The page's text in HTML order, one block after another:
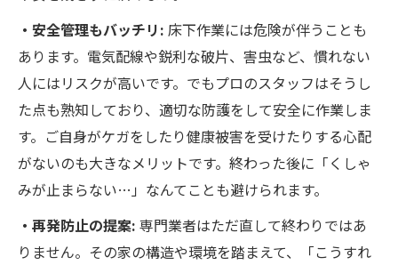
・安全管理もバッチリ: 床下作業には危険が伴うことも
あります。電気配線や鋭利な破片、害虫など、慣れない
人にはリスクが高いです。でもプロのスタッフはそうし
た点も熟知しており、適切な防護をして安全に作業しま
す。ご自身がケガをしたり健康被害を受けたりする心配
がないのも大きなメリットです。終わった後に「くしゃ
みが止まらない…」なんてことも避けられます。
・再発防止の提案: 専門業者はただ直して終わりではあ
りません。その家の構造や環境を踏まえて、「こうすれ